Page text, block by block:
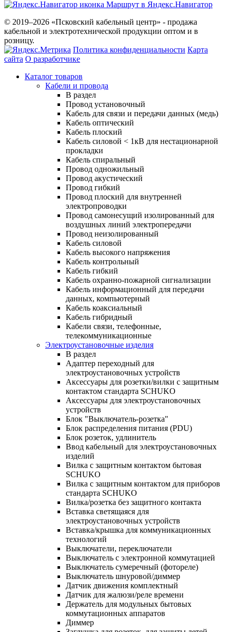
Маршрут в Яндекс.Навигатор
© 2019–2026 «Псковский кабельный центр» - продажа
кабельной и электротехнической продукции оптом и в
розницу.
Политика конфиденциальности Карта
сайта О разработчике
Каталог товаров
Кабели и провода
В раздел
Провод установочный
Кабель для связи и передачи данных (медь)
Кабель оптический
Кабель плоский
Кабель силовой < 1кВ для нестационарной
прокладки
Кабель спиральный
Провод одножильный
Провод акустический
Провод гибкий
Провод плоский для внутренней
электропроводки
Провод самонесущий изолированный для
воздушных линий электропередачи
Провод неизолированный
Кабель силовой
Кабель высокого напряжения
Кабель контрольный
Кабель гибкий
Кабель охранно-пожарной сигнализации
Кабель информационный для передачи
данных, компьютерный
Кабель коаксиальный
Кабель гибридный
Кабели связи, телефонные,
телекоммуникационные
Электроустановочные изделия
В раздел
Адаптер переходный для
электроустановочных устройств
Аксессуары для розетки/вилки с защитным
контактом стандарта SCHUKO
Аксессуары для электроустановочных
устройств
Блок "Выключатель-розетка"
Блок распределения питания (PDU)
Блок розеток, удлинитель
Ввод кабельный для электроустановочных
изделий
Вилка с защитным контактом бытовая
SCHUKO
Вилка с защитным контактом для приборов
стандарта SCHUKO
Вилка/розетка без защитного контакта
Вставка светящаяся для
электроустановочных устройств
Вставка/крышка для коммуникационных
технологий
Выключатели, переключатели
Выключатель с электронной коммутацией
Выключатель сумеречный (фотореле)
Выключатель шнуровой/диммер
Датчик движения комплектный
Датчик для жалюзи/реле времени
Держатель для модульных бытовых
коммутационных аппаратов
Диммер